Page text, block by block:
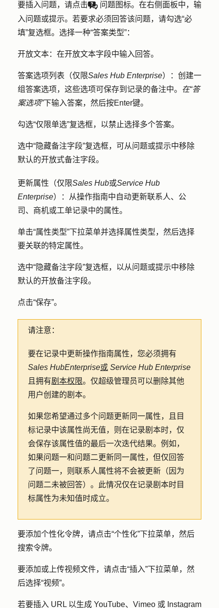
要插入问题，请点击questionAnswer 问题 图标。在右侧面板中，输
入问题或提示。若要求必须回答该问题，请勾选“必
填”复选框。选择一种“答案类型”：
开放文本： 在开放文本字段中输入回答。
答案选项列表（仅限Sales Hub Enterprise）： 创建一
组答案选项，这些选项可保存到记录的备注中。 在“答
案选项”下输入答案，然后按Enter键。
勾选“仅限单选”复选框，以禁止选择多个答案。
选中“隐藏备注字段”复选框，可从问题或提示中移除
默认的开放式备注字段。
更新属性（仅限Sales Hub或Service Hub
Enterprise）：
从操作指南中自动更新联系人、公
司、商机或工单记录中的属性。
单击“属性类型”下拉菜单并选择属性类型，然后选择
要关联的特定属性。
选中“隐藏备注字段”复选框，以从问题或提示中移除
默认的开放备注字段。
点击“保存”。
请注意：
要在记录中更新操作指南属性，您必须拥有
Sales HubEnterprise或 Service Hub Enterprise
且拥有剧本权限。仅超级管理员可以删除其他
用户创建的剧本。
如果您希望通过多个问题更新同一属性，且目
标记录中该属性尚无值，则在记录剧本时，仅
会保存该属性值的最后一次迭代结果。例如，
如果问题一和问题二更新同一属性，但仅回答
了问题一，则联系人属性将不会被更新（因为
问题二未被回答）。此情况仅在记录剧本时目
标属性为未知值时成立。
要添加个性化令牌，请点击“个性化”下拉菜单，然后
搜索令牌。
要添加或上传视频文件，请点击“插入”下拉菜单，然
后选择“视频”。
若要插入 URL 以生成 YouTube、Vimeo 或 Instagram